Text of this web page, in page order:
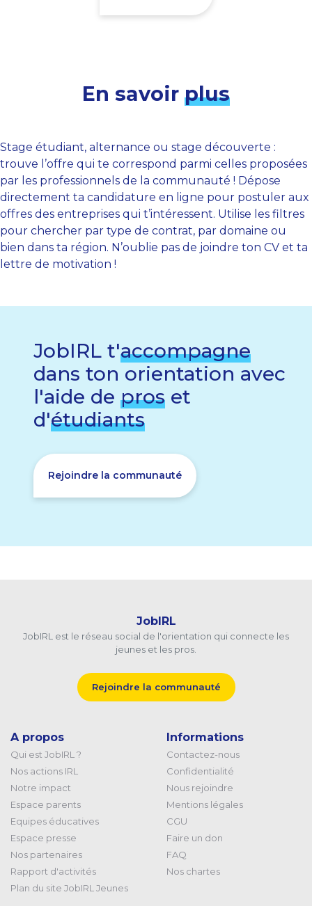
En savoir plus
Stage étudiant, alternance ou stage découverte :
trouve l’offre qui te correspond parmi celles proposées
par les professionnels de la communauté ! Dépose
directement ta candidature en ligne pour postuler aux
offres des entreprises qui t’intéressent. Utilise les filtres
pour chercher par type de contrat, par domaine ou
bien dans ta région. N’oublie pas de joindre ton CV et ta
lettre de motivation !
JobIRL t'accompagne
dans ton orientation avec
l'aide de pros et
d'étudiants
Rejoindre la communauté
JobIRL
JobIRL est le réseau social de l'orientation qui connecte les
jeunes et les pros.
Rejoindre la communauté
A propos
Qui est JobIRL ?
Nos actions IRL
Notre impact
Espace parents
Equipes éducatives
Espace presse
Nos partenaires
Rapport d'activités
Plan du site JobIRL Jeunes
Informations
Contactez-nous
Confidentialité
Nous rejoindre
Mentions légales
CGU
Faire un don
FAQ
Nos chartes